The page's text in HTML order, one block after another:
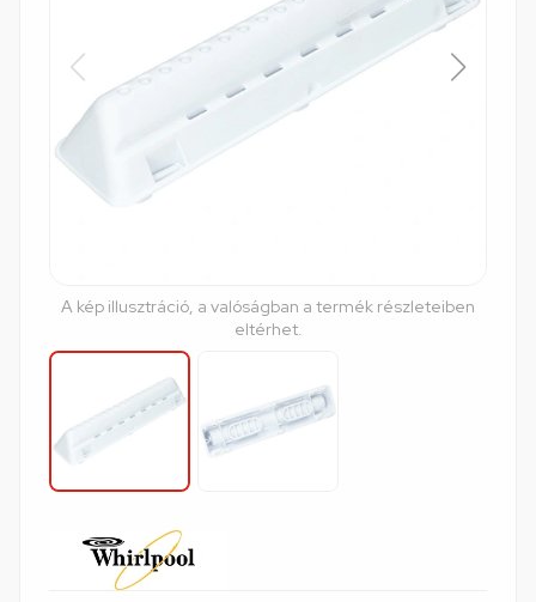
A kép illusztráció, a valóságban a termék részleteiben
eltérhet.